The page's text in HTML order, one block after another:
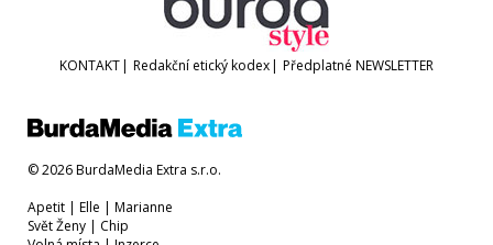
KONTAKT| Redakční etický kodex| Předplatné NEWSLETTER
© 2026 BurdaMedia Extra s.r.o.
Apetit | Elle | Marianne
Svět Ženy | Chip